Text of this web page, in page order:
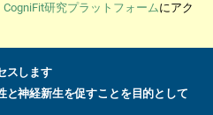
CogniFit研究プラットフォームにアク
スします
と神経新生を促すことを目的として